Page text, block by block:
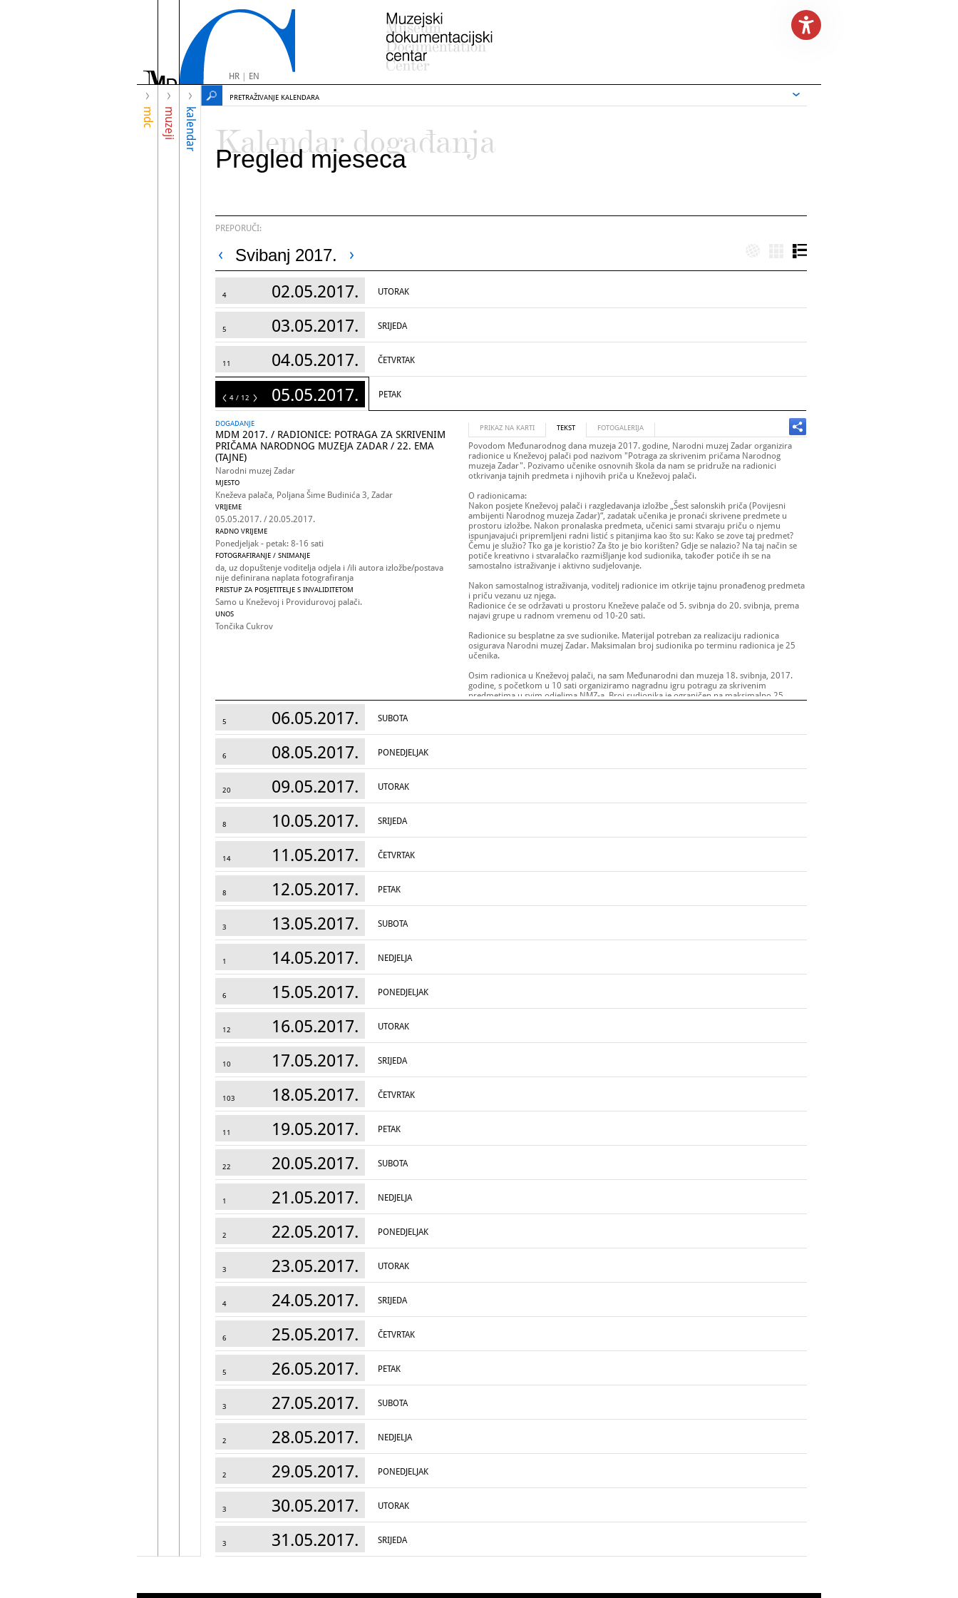
HR| EN
mdc muzeji kalendar
PRETRAŽIVANJE KALENDARA
Kalendar događanja
Pregled mjeseca
PREPORUČI:
Svibanj 2017.
4 02.05.2017. UTORAK
5 03.05.2017. SRIJEDA
11 04.05.2017. ČETVRTAK
12 05.05.2017. PETAK
4 / 12
DOGADANJE
MDM 2017. / RADIONICE: POTRAGA ZA SKRIVENIM
PRIČAMA NARODNOG MUZEJA ZADAR / 22. EMA
(TAJNE)
Narodni muzej Zadar
MJESTO
Kneževa palača, Poljana Šime Budinića 3, Zadar
VRIJEME
05.05.2017. / 20.05.2017.
RADNO VRIJEME
Ponedjeljak - petak: 8-16 sati
FOTOGRAFIRANJE / SNIMANJE
da, uz dopuštenje voditelja odjela i /ili autora izložbe/postava
nije definirana naplata fotografiranja
PRISTUP ZA POSJETITELJE S INVALIDITETOM
Samo u Kneževoj i Providurovoj palači.
UNOS
Tončika Cukrov
PRIKAZ NA KARTI TEKST FOTOGALERIJA
Povodom Međunarodnog dana muzeja 2017. godine, Narodni muzej Zadar organizira
radionice u Kneževoj palači pod nazivom "Potraga za skrivenim pričama Narodnog
muzeja Zadar". Pozivamo učenike osnovnih škola da nam se pridruže na radionici
otkrivanja tajnih predmeta i njihovih priča u Kneževoj palači.
O radionicama:
Nakon posjete Kneževoj palači i razgledavanja izložbe „Šest salonskih priča (Povijesni
ambijenti Narodnog muzeja Zadar)“, zadatak učenika je pronaći skrivene predmete u
prostoru izložbe. Nakon pronalaska predmeta, učenici sami stvaraju priču o njemu
ispunjavajući pripremljeni radni listić s pitanjima kao što su: Kako se zove taj predmet?
Čemu je služio? Tko ga je koristio? Za što je bio korišten? Gdje se nalazio? Na taj način se
potiče kreativno i stvaralačko razmišljanje kod sudionika, također potiče ih se na
samostalno istraživanje i aktivno sudjelovanje.
Nakon samostalnog istraživanja, voditelj radionice im otkrije tajnu pronađenog predmeta
i priču vezanu uz njega.
Radionice će se održavati u prostoru Kneževe palače od 5. svibnja do 20. svibnja, prema
najavi grupe u radnom vremenu od 10-20 sati.
Radionice su besplatne za sve sudionike. Materijal potreban za realizaciju radionica
osigurava Narodni muzej Zadar. Maksimalan broj sudionika po terminu radionica je 25
učenika.
Osim radionica u Kneževoj palači, na sam Međunarodni dan muzeja 18. svibnja, 2017.
godine, s početkom u 10 sati organiziramo nagradnu igru potragu za skrivenim
predmetima u svim odjelima NMZ-a. Broj sudionika je ograničen na maksimalno 25
Zadatak sudionika je otkriti koje je to mjesto, doći do opisanog odjela, gdje ih čeka
Na ovaj način sudionici povezuju sve odjele Narodnog muzeja Zadar preko šaljivih kartica
potiče se i orijentacija u prostoru i korištenje pismenih pomagala pritom.
5 06.05.2017. SUBOTA
6 08.05.2017. PONEDJELJAK
20 09.05.2017. UTORAK
8 10.05.2017. SRIJEDA
14 11.05.2017. ČETVRTAK
8 12.05.2017. PETAK
3 13.05.2017. SUBOTA
1 14.05.2017. NEDJELJA
6 15.05.2017. PONEDJELJAK
12 16.05.2017. UTORAK
10 17.05.2017. SRIJEDA
103 18.05.2017. ČETVRTAK
11 19.05.2017. PETAK
22 20.05.2017. SUBOTA
1 21.05.2017. NEDJELJA
2 22.05.2017. PONEDJELJAK
3 23.05.2017. UTORAK
4 24.05.2017. SRIJEDA
6 25.05.2017. ČETVRTAK
5 26.05.2017. PETAK
3 27.05.2017. SUBOTA
2 28.05.2017. NEDJELJA
2 29.05.2017. PONEDJELJAK
3 30.05.2017. UTORAK
3 31.05.2017. SRIJEDA